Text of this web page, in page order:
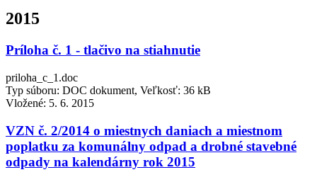
2015
Príloha č. 1 - tlačivo na stiahnutie
priloha_c_1.doc
Typ súboru: DOC dokument, Veľkosť: 36 kB
Vložené: 5. 6. 2015
VZN č. 2/2014 o miestnych daniach a miestnom
poplatku za komunálny odpad a drobné stavebné
odpady na kalendárny rok 2015